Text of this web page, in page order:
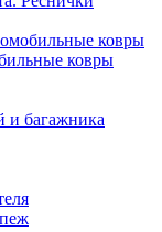
ковры
ковры
и багажника